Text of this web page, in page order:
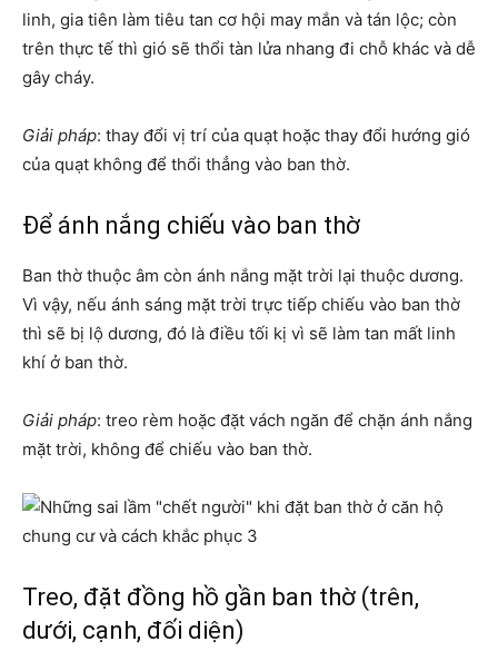
linh, gia tiên làm tiêu tan cơ hội may mắn và tán lộc; còn
trên thực tế thì gió sẽ thổi tàn lửa nhang đi chỗ khác và dễ
gây cháy.
Giải pháp: thay đổi vị trí của quạt hoặc thay đổi hướng gió
của quạt không để thổi thẳng vào ban thờ.
Để ánh nắng chiếu vào ban thờ
Ban thờ thuộc âm còn ánh nắng mặt trời lại thuộc dương.
Vì vậy, nếu ánh sáng mặt trời trực tiếp chiếu vào ban thờ
thì sẽ bị lộ dương, đó là điều tối kị vì sẽ làm tan mất linh
khí ở ban thờ.
Giải pháp: treo rèm hoặc đặt vách ngăn để chặn ánh nắng
mặt trời, không để chiếu vào ban thờ.
Treo, đặt đồng hồ gần ban thờ (trên,
dưới, cạnh, đối diện)